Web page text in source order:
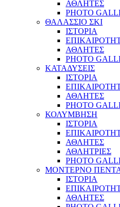
ΑΘΛΗΤΕΣ
PHOTO
ΘΑΛΑΣΣΙΟ ΣΚΙ
ΙΣΤΟΡΙΑ
ΑΘΛΗΤΕΣ
PHOTO
ΚΑΤΑΔΥΣΕΙΣ
ΙΣΤΟΡΙΑ
ΑΘΛΗΤΕΣ
PHOTO
ΚΟΛΥΜΒΗΣΗ
ΙΣΤΟΡΙΑ
ΑΘΛΗΤΕΣ
ΑΘΛΗΤΡΙΕΣ
PHOTO
ΜΟΝΤΕΡΝΟ
ΙΣΤΟΡΙΑ
ΑΘΛΗΤΕΣ